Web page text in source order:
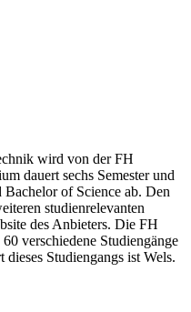
wird von der FH
dauert sechs Semester und
of Science ab. Den
studienrelevanten
des Anbieters. Die FH
verschiedene Studiengänge
Studiengangs ist Wels.